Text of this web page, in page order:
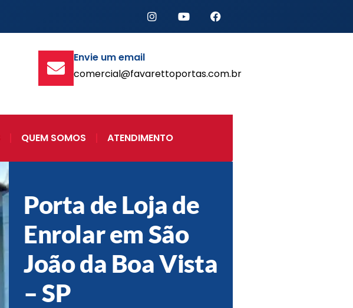
Envie um email
comercial@favarettoportas.com.br
QUEM SOMOS ATENDIMENTO
Porta de Loja de
Enrolar em São
João da Boa Vista
– SP